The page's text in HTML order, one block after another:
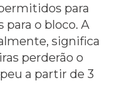
para
o bloco. A
significa
perderão o
a partir de 3